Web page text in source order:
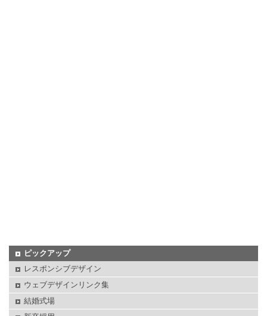
ピックアップ
レスポンシブデザイン
ウェブデザインリンク集
結婚式場